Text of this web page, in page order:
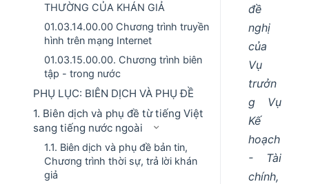
THƯỜNG CỦA KHÁN GIẢ
01.03.14.00.00 Chương trình truyền
hình trên mạng Internet
01.03.15.00.00. Chương trình biên
tập - trong nước
PHỤ LỤC: BIÊN DỊCH VÀ PHỤ ĐỀ
1. Biên dịch và phụ đề từ tiếng Việt
sang tiếng nước ngoài
1.1. Biên dịch và phụ đề bản tin,
Chương trình thời sự, trả lời khán
giả
đề
nghị
của
Vụ
trưởn
g Vụ
Kế
hoạch
- Tài
chính,